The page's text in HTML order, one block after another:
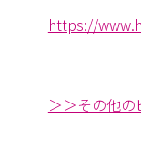
https://
＞＞その他の